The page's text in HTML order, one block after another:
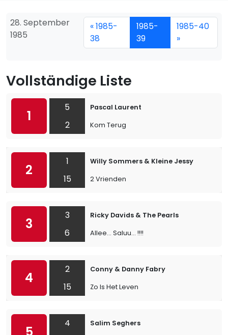
28. September
1985
« 1985-
38
1985-
39
1985-40
»
Vollständige Liste
1
5
2
Pascal Laurent
Kom Terug
2
1
15
Willy Sommers & Kleine Jessy
2 Vrienden
3
3
6
Ricky Davids & The Pearls
Allee... Saluu... !!!!
4
2
15
Conny & Danny Fabry
Zo Is Het Leven
4
Salim Seghers